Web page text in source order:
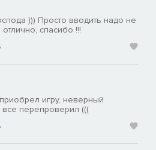
))) Просто вводить надо не
спасибо !!!
игру, неверный
перепроверил (((